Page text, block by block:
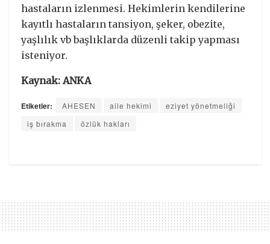
hastaların izlenmesi. Hekimlerin kendilerine
kayıtlı hastaların tansiyon, şeker, obezite,
yaşlılık vb başlıklarda düzenli takip yapması
isteniyor.
Kaynak: ANKA
Etiketler: AHESEN aile hekimi
eziyet yönetmeliği
iş bırakma
özlük hakları